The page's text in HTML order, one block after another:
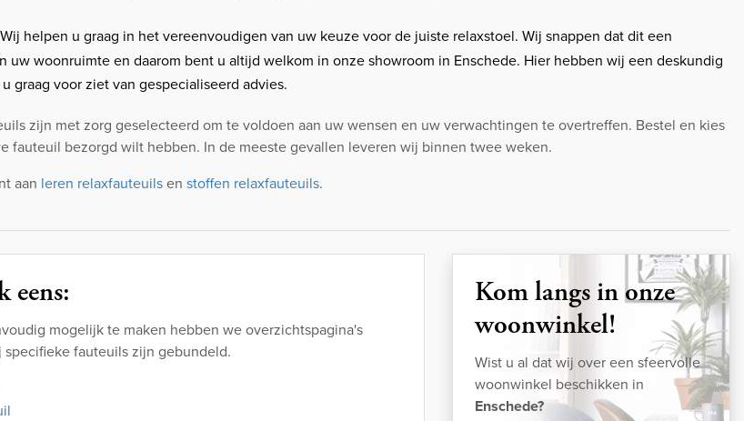
helpen u graag in het vereenvoudigen van uw keuze voor de juiste relaxstoel. Wij snappen dat dit een
uw woonruimte en daarom bent u altijd welkom in onze showroom in Enschede. Hier hebben wij een deskundig
graag voor ziet van gespecialiseerd advies.
zijn met zorg geselecteerd om te voldoen aan uw wensen en uw verwachtingen te overtreffen. Bestel en kies
fauteuil bezorgd wilt hebben. In de meeste gevallen leveren wij binnen twee weken.
aan leren relaxfauteuilsen stoffen relaxfauteuils.
eens:
mogelijk te maken hebben we overzichtspagina's
specifieke fauteuils zijn gebundeld.
Kom langs in onze
woonwinkel!
Wist u al dat wij over een sfeervolle
woonwinkel beschikken in
Enschede?